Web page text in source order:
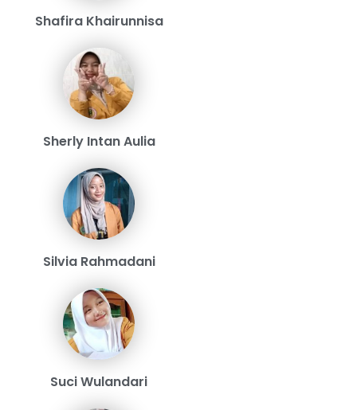
Shafira Khairunnisa
Sherly Intan Aulia
Silvia Rahmadani
Suci Wulandari